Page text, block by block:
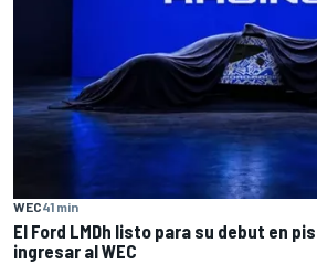
WEC41 min
El Ford LMDh listo para su debut en
ingresar al WEC